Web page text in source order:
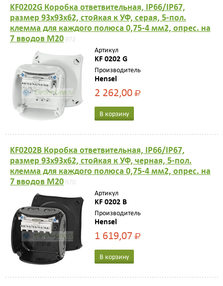
KF0202G Коробка ответвительная, IP66/IP67,
размер 93х93х62, стойкая к УФ, серая, 5-пол.
клемма для каждого полюса 0,75-4 мм2, опрес. на
7 вводов M20 972
Артикул
KF 0202 G
Производитель
Hensel
2 262,00Р
В корзину
KF0202B Коробка ответвительная, IP66/IP67,
размер 93х93х62, стойкая к УФ, черная, 5-пол.
клемма для каждого полюса 0,75-4 мм2, опрес. на
7 вводов M20 970
Артикул
KF 0202 B
Производитель
Hensel
1 619,07Р
В корзину